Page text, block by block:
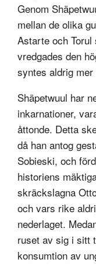
Genom
mellan de olika
Astarte och
vredgades den
syntes aldrig
Shäpetwuul har
inkarnationer,
åttonde. Detta
då han antog
Sobieski, och
historiens
skräckslagna
och vars rike
nederlaget.
ruset av sig i sitt
konsumtion av